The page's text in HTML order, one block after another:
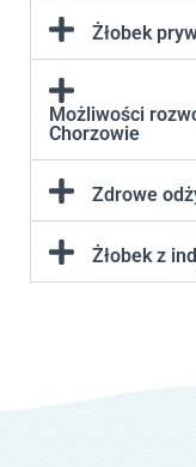
Żłobek
Możliwości
Chorzowie
Zdrowe
Żłobek z